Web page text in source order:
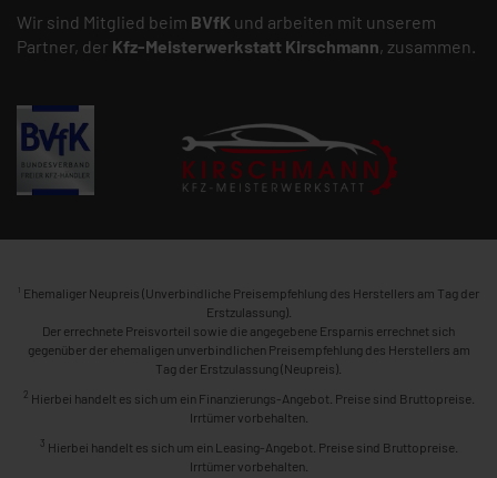
Wir sind Mitglied beim BVfK und arbeiten mit unserem
Partner, der Kfz-Meisterwerkstatt Kirschmann, zusammen.
1 Ehemaliger Neupreis (Unverbindliche Preisempfehlung des Herstellers am Tag der
Erstzulassung).
Der errechnete Preisvorteil sowie die angegebene Ersparnis errechnet sich
gegenüber der ehemaligen unverbindlichen Preisempfehlung des Herstellers am
Tag der Erstzulassung (Neupreis).
2 Hierbei handelt es sich um ein Finanzierungs-Angebot. Preise sind Bruttopreise.
Irrtümer vorbehalten.
3 Hierbei handelt es sich um ein Leasing-Angebot. Preise sind Bruttopreise.
Irrtümer vorbehalten.